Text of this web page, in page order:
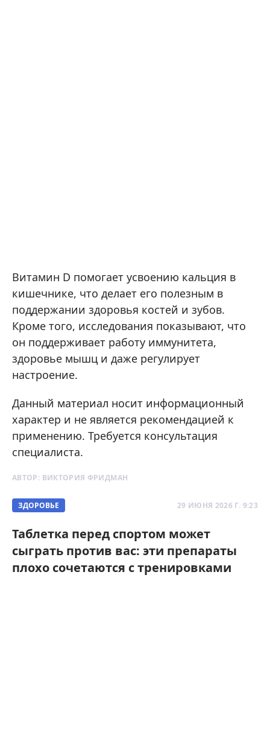
Витамин D помогает усвоению кальция в
кишечнике, что делает его полезным в
поддержании здоровья костей и зубов.
Кроме того, исследования показывают, что
он поддерживает работу иммунитета,
здоровье мышц и даже регулирует
настроение.
Данный материал носит информационный
характер и не является рекомендацией к
применению. Требуется консультация
специалиста.
АВТОР: ВИКТОРИЯ ФРИДМАН
ЗДОРОВЬЕ 29 ИЮНЯ 2026 Г. 9:23
Таблетка перед спортом может
сыграть против вас: эти препараты
плохо сочетаются с тренировками